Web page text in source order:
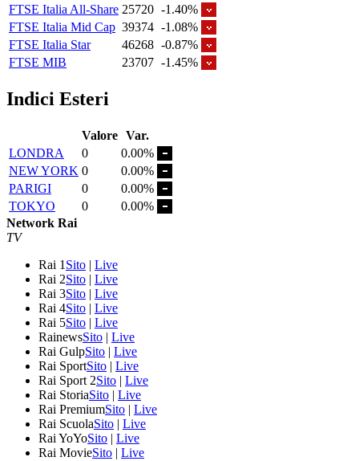
FTSE Italia All-Share 25720 -1.40%
FTSE Italia Mid Cap 39374 -1.08%
FTSE Italia Star
46268 -0.87%
FTSE MIB
23707 -1.45%
Indici Esteri
Valore Var.
LONDRA
0
0.00%
NEW YORK 0
0.00%
PARIGI
0
0.00%
TOKYO
0
0.00%
Network Rai
TV
Rai 1 Sito | Live
Rai 2Sito | Live
Rai 3Sito | Live
Rai 4Sito | Live
Rai 5Sito | Live
RainewsSito | Live
Rai GulpSito | Live
Rai SportSito | Live
Rai Sport 2Sito | Live
Rai StoriaSito | Live
Rai PremiumSito | Live
Rai ScuolaSito | Live
Rai YoYoSito | Live
Rai MovieSito | Live